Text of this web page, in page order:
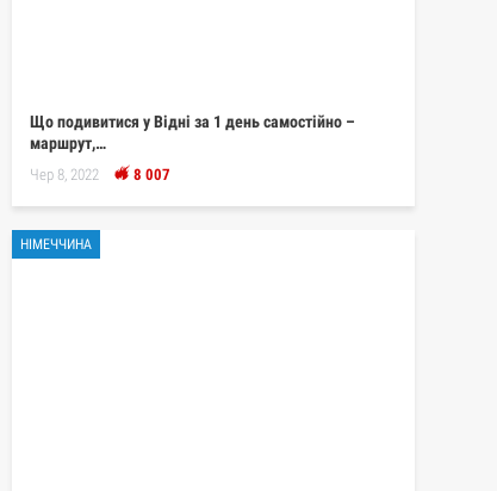
Що подивитися у Відні за 1 день самостійно –
маршрут,…
Чер 8, 2022 8 007
НІМЕЧЧИНА